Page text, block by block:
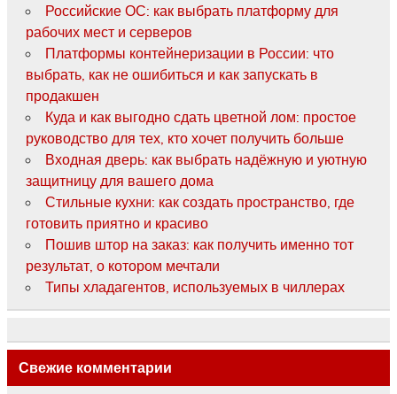
Российские ОС: как выбрать платформу для
рабочих мест и серверов
Платформы контейнеризации в России: что
выбрать, как не ошибиться и как запускать в
продакшен
Куда и как выгодно сдать цветной лом: простое
руководство для тех, кто хочет получить больше
Входная дверь: как выбрать надёжную и уютную
защитницу для вашего дома
Стильные кухни: как создать пространство, где
готовить приятно и красиво
Пошив штор на заказ: как получить именно тот
результат, о котором мечтали
Типы хладагентов, используемых в чиллерах
Свежие комментарии